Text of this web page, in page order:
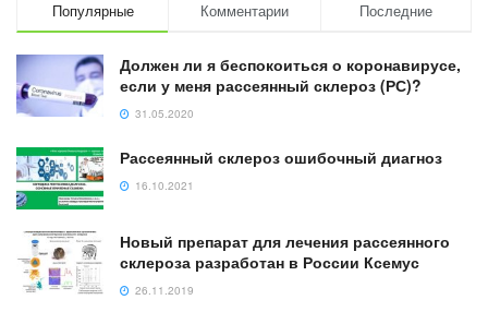
Популярные Комментарии Последние
Должен ли я беспокоиться о коронавирусе,
если у меня рассеянный склероз (РС)?
31.05.2020
Рассеянный склероз ошибочный диагноз
16.10.2021
Новый препарат для лечения рассеянного
склероза разработан в России Ксемус
26.11.2019